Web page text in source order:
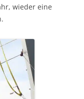
wieder eine